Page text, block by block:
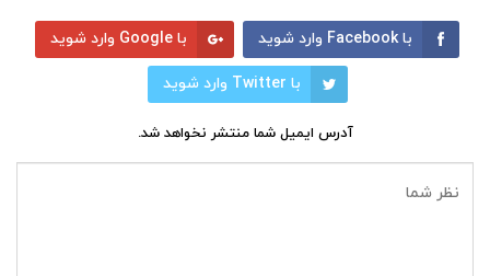
با Facebook وارد شوید با Google وارد شوید
با Twitter وارد شوید
آدرس ایمیل شما منتشر نخواهد شد.